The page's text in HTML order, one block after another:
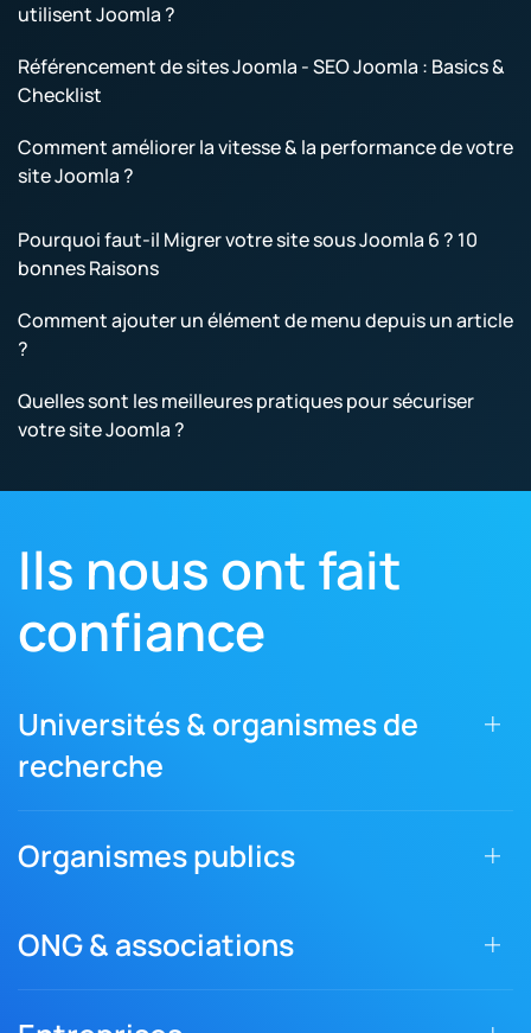
utilisent Joomla ?
Référencement de sites Joomla - SEO Joomla : Basics &
Checklist
Comment améliorer la vitesse & la performance de votre
site Joomla ?
Pourquoi faut-il Migrer votre site sous Joomla 6 ? 10
bonnes Raisons
Comment ajouter un élément de menu depuis un article
?
Quelles sont les meilleures pratiques pour sécuriser
votre site Joomla ?
Ils nous ont fait
confiance
Universités & organismes de
recherche
Organismes publics
ONG & associations